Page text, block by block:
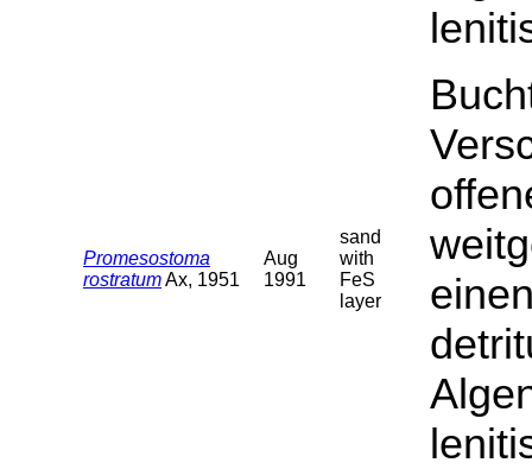
Promesostoma
rostratumAx, 1951
Aug
1991
sand
with
FeS
layer